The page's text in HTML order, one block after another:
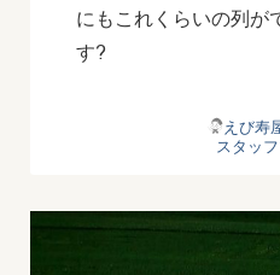
にもこれくらいの列が
す?
えび寿
スタッ